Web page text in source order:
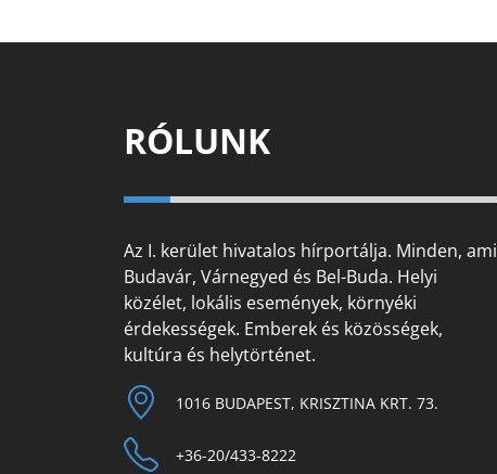
RÓLUNK
Az I. kerület hivatalos hírportálja. Minden, ami
Budavár, Várnegyed és Bel-Buda. Helyi
közélet, lokális események, környéki
érdekességek. Emberek és közösségek,
kultúra és helytörténet.
1016 BUDAPEST, KRISZTINA KRT. 73.
+36-20/433-8222